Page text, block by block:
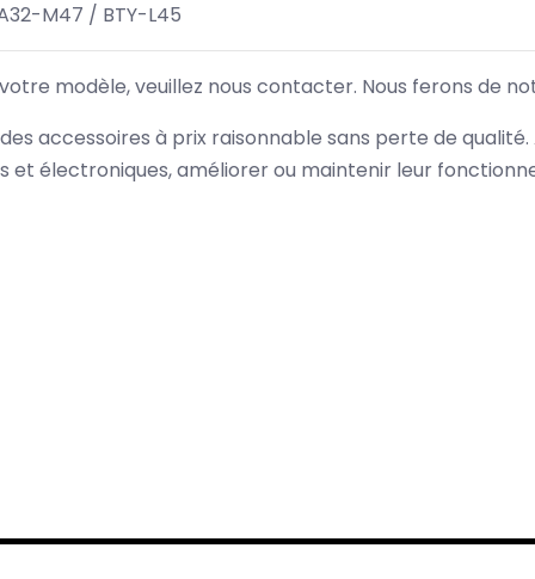
M47 / BTY-L45
modèle, veuillez nous contacter. Nous ferons de
accessoires à prix raisonnable sans perte de
et électroniques, améliorer ou maintenir leur